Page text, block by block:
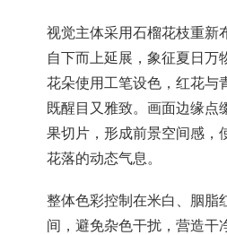
视觉主体采用石榴花枝重新
自下而上延展，象征夏日万
花朵使用工笔设色，红花与
既醒目又雅致。画面边缘点
果切片，形成前景空间感，
花落的动态气息。
整体色彩控制在米白、胭脂
间，避免杂色干扰，营造干